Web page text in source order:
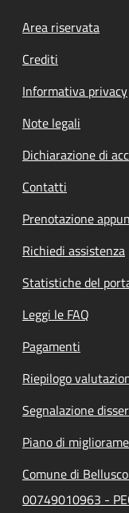
Footer
Area riservata
Crediti
Informativa privacy
Note legali
Dichiarazione di
Contatti
Prenotazione
Richiedi assistenza
Statistiche del
Leggi le FAQ
Pagamenti
Riepilogo
Segnalazione
Piano di
Comune di
00749010963 -